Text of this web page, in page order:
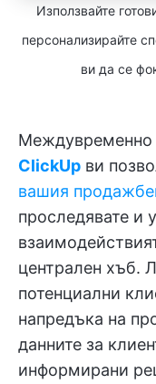
Използвайте
персонализирайте
ви да се
Междувременно
ClickUp ви
вашия
проследявате и
централен хъб.
потенциални
напредъка на
данните за
информирани